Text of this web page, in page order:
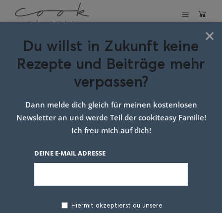
Schlagwort:
roggenblume
×
Du willst in Zukunft keine
Rezepte und Beiträge mehr
verpassen?
Dann melde dich gleich für meinen kostenlosen
Newsletter an und werde Teil der cookiteasy Familie!
Ich freu mich auf dich!
DEINE E-MAIL ADRESSE
Hiermit akzeptierst du unsere